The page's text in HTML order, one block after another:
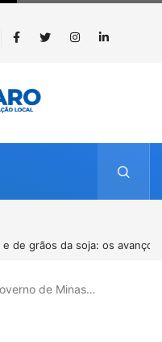
os avanços no
de Minas…